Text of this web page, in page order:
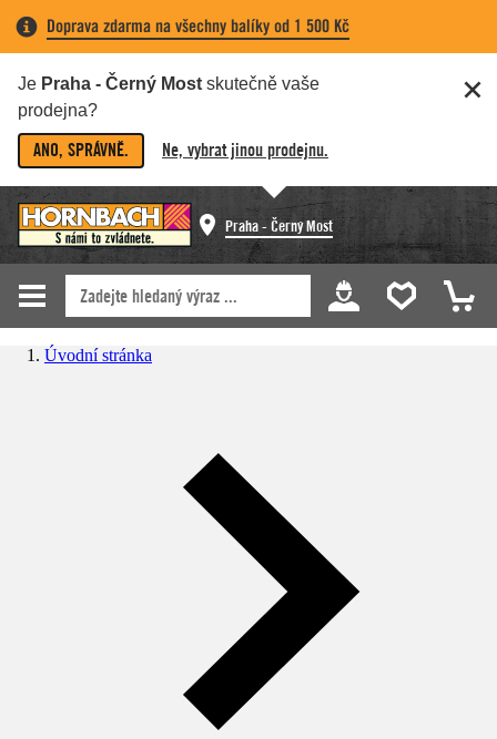
Doprava zdarma na všechny balíky od 1 500 Kč
Je Praha - Černý Most skutečně vaše
prodejna?
ANO, SPRÁVNĚ. Ne, vybrat jinou prodejnu.
Praha - Černý Most
Úvodní stránka